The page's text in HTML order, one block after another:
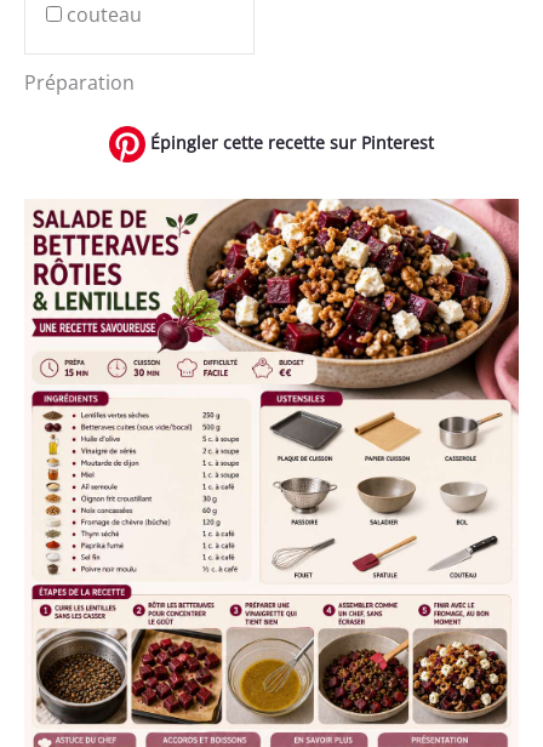
couteau
Préparation
Épingler cette recette sur Pinterest